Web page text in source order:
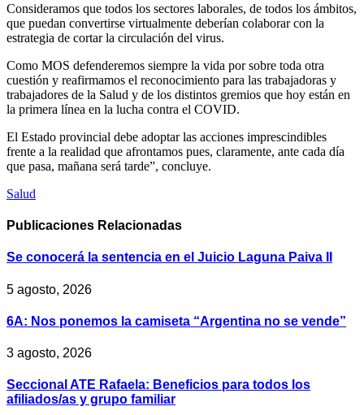
Consideramos que todos los sectores laborales, de todos los ámbitos,
que puedan convertirse virtualmente deberían colaborar con la
estrategia de cortar la circulación del virus.
Como MOS defenderemos siempre la vida por sobre toda otra
cuestión y reafirmamos el reconocimiento para las trabajadoras y
trabajadores de la Salud y de los distintos gremios que hoy están en
la primera línea en la lucha contra el COVID.
El Estado provincial debe adoptar las acciones imprescindibles
frente a la realidad que afrontamos pues, claramente, ante cada día
que pasa, mañana será tarde”, concluye.
Salud
Publicaciones Relacionadas
Se conocerá la sentencia en el Juicio Laguna Paiva II
5 agosto, 2026
6A: Nos ponemos la camiseta “Argentina no se vende”
3 agosto, 2026
Seccional ATE Rafaela: Beneficios para todos los
afiliados/as y grupo familiar